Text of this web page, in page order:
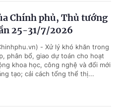
Chính phủ, Thủ tướng
25-31/7/2026
- Xử lý khó khăn trong
phân bổ, giao dự toán cho hoạt
khoa học, công nghệ và đổi mới
tạo; cải cách tổng thể thị...